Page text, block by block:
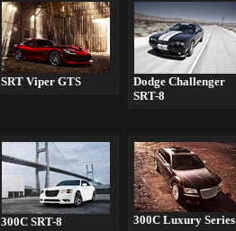
SRT Viper GTS
Dodge Challenger
SRT-8
300C SRT-8 300C Luxury Series